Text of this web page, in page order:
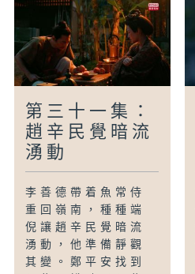
第三十一集：
趙辛民覺暗流
湧動
李善德帶着魚常侍
重回嶺南，種種端
倪讓趙辛民覺暗流
湧動，他準備靜觀
其變。鄭平安找到